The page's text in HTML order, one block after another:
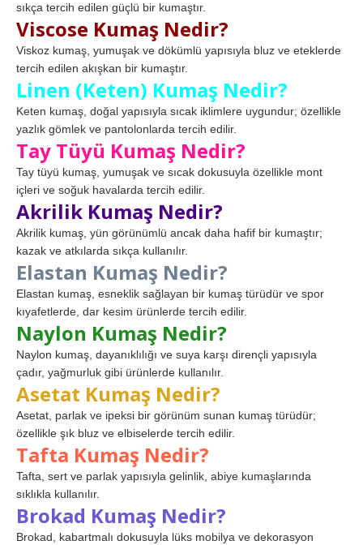
sıkça tercih edilen güçlü bir kumaştır.
Viscose Kumaş Nedir?
Viskoz kumaş, yumuşak ve dökümlü yapısıyla bluz ve eteklerde
tercih edilen akışkan bir kumaştır.
Linen (Keten) Kumaş Nedir?
Keten kumaş, doğal yapısıyla sıcak iklimlere uygundur; özellikle
yazlık gömlek ve pantolonlarda tercih edilir.
Tay Tüyü Kumaş Nedir?
Tay tüyü kumaş, yumuşak ve sıcak dokusuyla özellikle mont
içleri ve soğuk havalarda tercih edilir.
Akrilik Kumaş Nedir?
Akrilik kumaş, yün görünümlü ancak daha hafif bir kumaştır;
kazak ve atkılarda sıkça kullanılır.
Elastan Kumaş Nedir?
Elastan kumaş, esneklik sağlayan bir kumaş türüdür ve spor
kıyafetlerde, dar kesim ürünlerde tercih edilir.
Naylon Kumaş Nedir?
Naylon kumaş, dayanıklılığı ve suya karşı dirençli yapısıyla
çadır, yağmurluk gibi ürünlerde kullanılır.
Asetat Kumaş Nedir?
Asetat, parlak ve ipeksi bir görünüm sunan kumaş türüdür;
özellikle şık bluz ve elbiselerde tercih edilir.
Tafta Kumaş Nedir?
Tafta, sert ve parlak yapısıyla gelinlik, abiye kumaşlarında
sıklıkla kullanılır.
Brokad Kumaş Nedir?
Brokad, kabartmalı dokusuyla lüks mobilya ve dekorasyon